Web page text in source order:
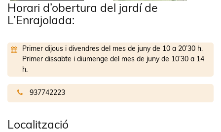
Horari d’obertura del jardí de
L’Enrajolada:
Primer dijous i divendres del mes de juny de 10 a 20’30 h.
Primer dissabte i diumenge del mes de juny de 10’30 a 14
h.
937742223
Localització